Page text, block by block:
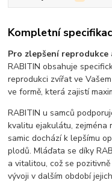
Kompletní
Pro zlepšení reprodukce
RABITIN obsahuje
reprodukci zvířat ve
ve formě, která zajistí
RABITIN u samců
kvalitu ejakulátu, zejména
samic dochází k lepšímu
plodů. Mláďata se díky
a vitalitou, což se
vývoji v dalším období